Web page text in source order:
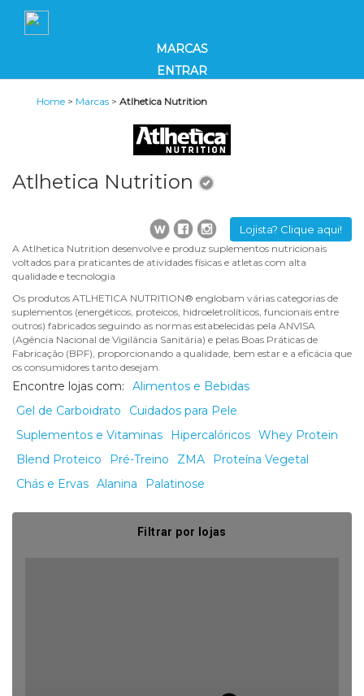
MARCAS
ENTRAR
Home > Marcas > Atlhetica Nutrition
Atlhetica Nutrition
Lojista? Clique aqui!
A Atlhetica Nutrition desenvolve e produz suplementos nutricionais
voltados para praticantes de atividades físicas e atletas com alta
qualidade e tecnologia
Os produtos ATLHETICA NUTRITION® englobam várias categorias de
suplementos (energéticos, proteicos, hidroeletrolíticos, funcionais entre
outros) fabricados seguindo as normas estabelecidas pela ANVISA
(Agência Nacional de Vigilância Sanitária) e pelas Boas Práticas de
Fabricação (BPF), proporcionando a qualidade, bem estar e a eficácia que
os consumidores tanto desejam.
Encontre lojas com:
Alimentos e Bebidas
Gel de Carboidrato
Cuidados para Pele
Suplementos e Vitaminas
Hipercalóricos Whey Protein
Blend Proteico
Pré-Treino ZMA
Proteína Vegetal
Chás e Ervas Alanina Palatinose